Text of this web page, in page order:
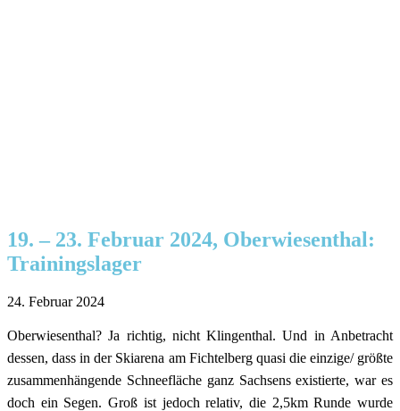
19. – 23. Februar 2024, Oberwiesenthal:
Trainingslager
24. Februar 2024
Oberwiesenthal? Ja richtig, nicht Klingenthal. Und in Anbetracht
dessen, dass in der Skiarena am Fichtelberg quasi die einzige/ größte
zusammenhängende Schneefläche ganz Sachsens existierte, war es
doch ein Segen. Groß ist jedoch relativ, die 2,5km Runde wurde